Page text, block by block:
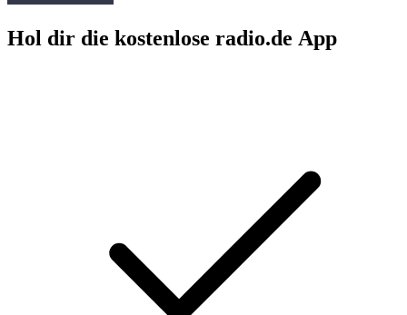
Hol dir die kostenlose radio.de App